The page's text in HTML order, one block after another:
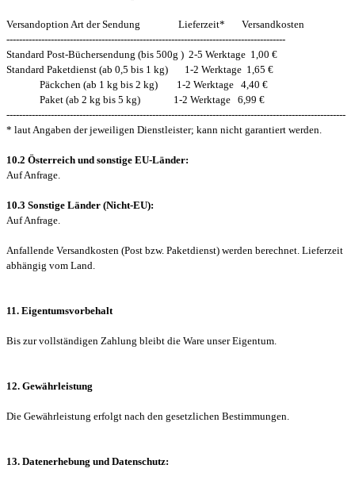
VersandoptionArt der Sendung Lieferzeit* Versandkosten
----------------------------------------------------------------------------------------
Standard Post-Büchersendung (bis 500g ) 2-5 Werktage 1,00 €
Standard Paketdienst (ab 0,5 bis 1 kg) 1-2 Werktage 1,65 €
Päckchen (ab 1 kg bis 2 kg) 1-2 Werktage 4,40 €
Paket (ab 2 kg bis 5 kg) 1-2 Werktage 6,99 €
-----------------------------------------------------------------------------------------------------------
* laut Angaben der jeweiligen Dienstleister; kann nicht garantiert werden.
10.2 Österreich und sonstige EU-Länder:
Auf Anfrage.
10.3 Sonstige Länder (Nicht-EU):
Auf Anfrage.
Anfallende Versandkosten (Post bzw. Paketdienst) werden berechnet. Lieferzeit
abhängig vom Land.
11. Eigentumsvorbehalt
Bis zur vollständigen Zahlung bleibt die Ware unser Eigentum.
12. Gewährleistung
Die Gewährleistung erfolgt nach den gesetzlichen Bestimmungen.
13. Datenerhebung und Datenschutz: